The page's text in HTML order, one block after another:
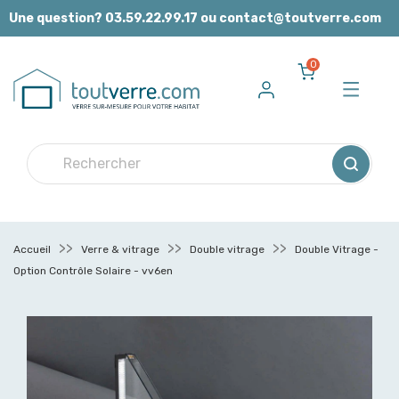
Panneau de gestion des cookies
Une question? 03.59.22.99.17 ou contact@toutverre.com
0
Accueil Verre & vitrage Double vitrage
Double Vitrage -
Option Contrôle Solaire - vv6en